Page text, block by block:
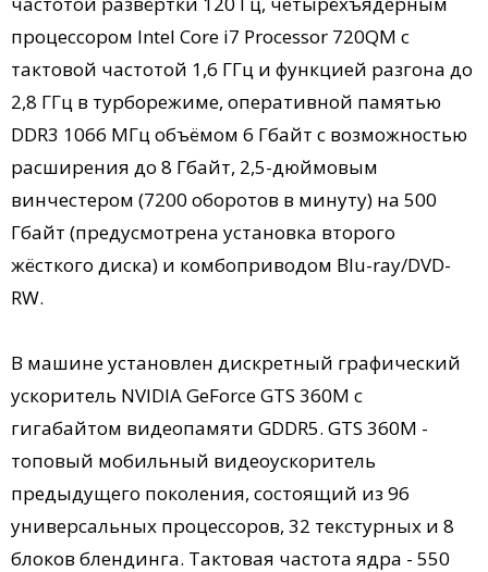
процессором Intel Core i7 Processor 720QM с
тактовой частотой 1,6 ГГц и функцией разгона до
2,8 ГГц в турборежиме, оперативной памятью
DDR3 1066 МГц объёмом 6 Гбайт с возможностью
расширения до 8 Гбайт, 2,5-дюймовым
винчестером (7200 оборотов в минуту) на 500
Гбайт (предусмотрена установка второго
жёсткого диска) и комбоприводом Blu-ray/DVD-
RW.
В машине установлен дискретный графический
ускоритель NVIDIA GeForce GTS 360M c
гигабайтом видеопамяти GDDR5. GTS 360M -
топовый мобильный видеоускоритель
предыдущего поколения, состоящий из 96
универсальных процессоров, 32 текстурных и 8
блоков блендинга. Тактовая частота ядра - 550